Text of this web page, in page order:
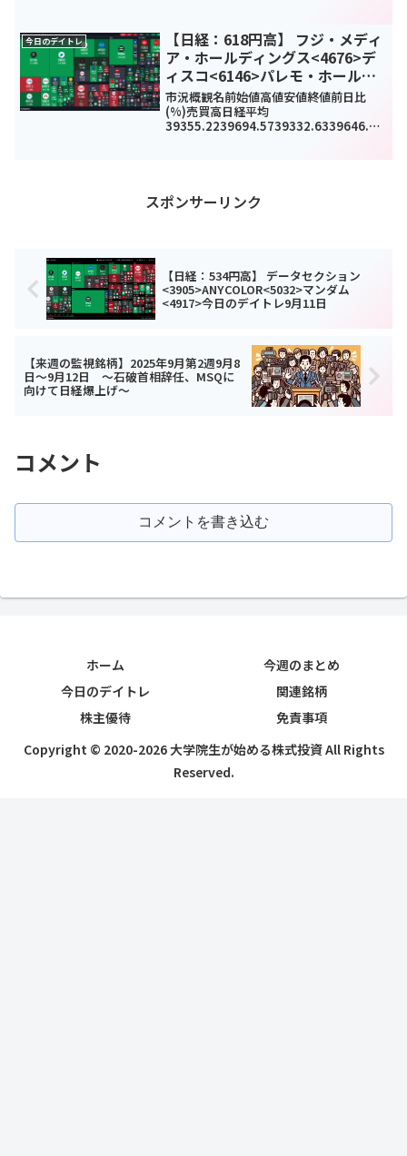
ルス感染者が224人と報じられ感染拡大
の警戒感からか売...
今日のデイトレ
【日経：618円高】 フジ・メディ
ア・ホールディングス<4676>デ
ィスコ<6146>パレモ・ホールデ
ィングス<2778>今日のデイトレ1
月22日
市況概観名前始値高値安値終値前日比
(%)売買高日経平均
39355.2239694.5739332.6339646.25
スポンサーリンク
【日経：534円高】 データセクション
<3905>ANYCOLOR<5032>マンダム
<4917>今日のデイトレ9月11日
【来週の監視銘柄】2025年9月第2週9月8
日～9月12日 ～石破首相辞任、MSQに
向けて日経爆上げ～
コメント
コメントを書き込む
ホーム
今週のまとめ
今日のデイトレ
関連銘柄
株主優待
免責事項
Copyright © 2020-2026 大学院生が始める株式投資 All Rights
Reserved.